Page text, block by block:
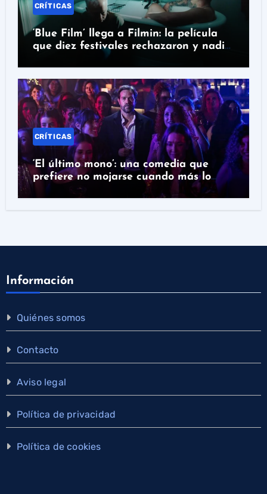
CRÍTICAS
‘Blue Film’ llega a Filmin: la película
que diez festivales rechazaron y nadie
CRÍTICAS
‘El último mono’: una comedia que
prefiere no mojarse cuando más lo
Información
Quiénes somos
Contacto
Aviso legal
Política de privacidad
Política de cookies